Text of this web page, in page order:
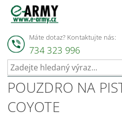
Máte dotaz? Kontaktujte nás:
734 323 996
POUZDRO NA
COYOTE